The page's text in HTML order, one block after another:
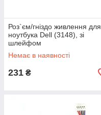
Роз`єм/гніздо живлення для
ноутбука Dell (3148), зі
шлейфом
Немає в наявності
231 ₴